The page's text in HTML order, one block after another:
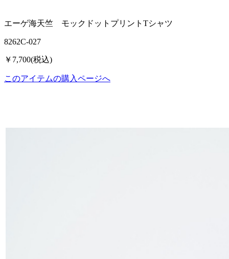
エーゲ海天竺 モックドットプリントTシャツ
8262C-027
￥7,700(税込)
このアイテムの購入ページへ